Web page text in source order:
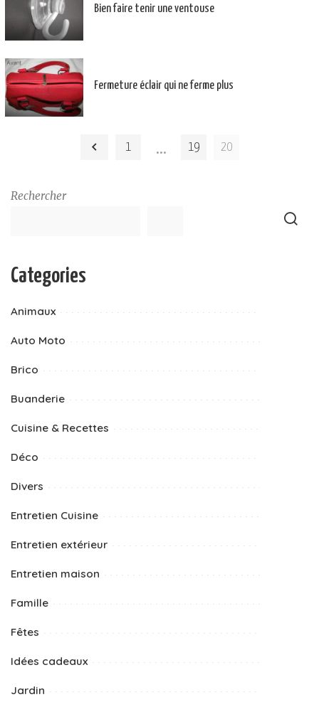
Bien faire tenir une ventouse
Fermeture éclair qui ne ferme plus
1 … 19 20
Rechercher
Categories
Animaux
Auto Moto
Brico
Buanderie
Cuisine & Recettes
Déco
Divers
Entretien Cuisine
Entretien extérieur
Entretien maison
Famille
Fêtes
Idées cadeaux
Jardin